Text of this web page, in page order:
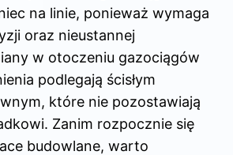
na linie, ponieważ wymaga
oraz nieustannej
w otoczeniu gazociągów
podlegają ścisłym
które nie pozostawiają
Zanim rozpocznie się
budowlane, warto